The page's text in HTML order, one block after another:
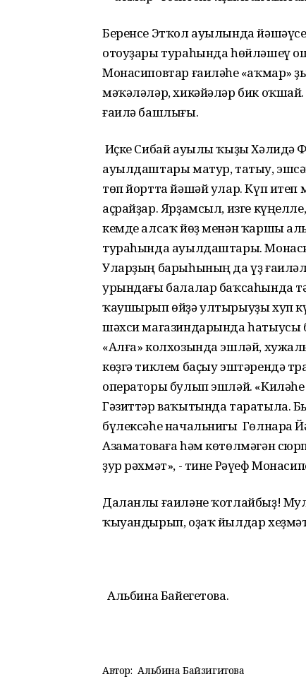
Беренсе Этҡол ауылында
отоуҙары тураһында һөйләшеү
Монасиповтар ғаиләһе
мәҡәләләр, хикәйәләр бик
ғаилә башлығы.
Иҫке Сибай ауылы ҡыҙы Хәлидә
ауылдаштары матур, татыу,
төп йортта йәшәй улар. Күп итеп
аҫрайҙар. Ярҙамсыл, изге
кемде алсаҡ йөҙ менән ҡаршы
тураһында ауылдаштары.
Уларҙың барыһының да үҙ
урындағы балалар баҡсаһында
ҡаушырып өйҙә ултырыуҙы хуп
шәхси магазиндарында
«Алға» колхозында эшләй,
көҙгә тиклем баҫыу эштәрендә
операторы булып эшләй.
Гәзиттәр ваҡытында таратыла.
бүлексәһе начальнигы Гөлнара
Азаматоваға һәм көтөлмәгән
ҙур рәхмәт», - тине Рәүеф
Даланлы ғаиләне ҡотлайбыҙ!
ҡыуандырып, оҙаҡ йылдар хеҙмәт
Альбина Байегетова.
Автор: Альбина Байзигитова